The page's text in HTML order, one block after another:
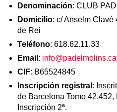
Denominación: CLUB
Domicilio: c/ Anselm Clavé
de Rei
Teléfono: 618.62.11.33
Email :
CIF: B65524845
Inscripción registral :
de Barcelona Tomo
Inscripción 2ª.